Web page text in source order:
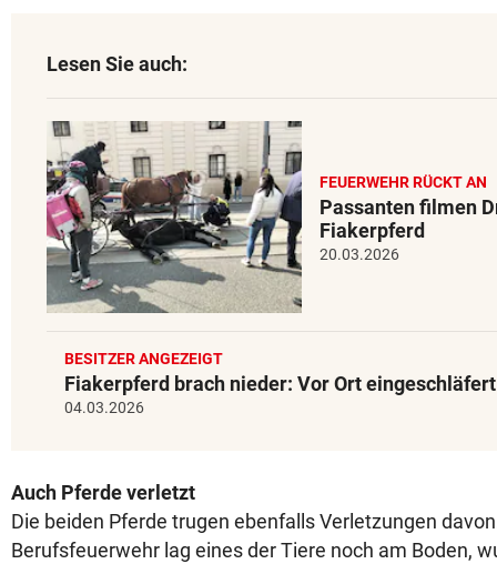
Lesen Sie auch:
FEUERWEHR RÜCKT AN
Passanten filmen
Fiakerpferd
20.03.2026
BESITZER ANGEZEIGT
Fiakerpferd brach nieder: Vor Ort eingeschläfert
04.03.2026
Auch Pferde verletzt
Die beiden Pferde trugen ebenfalls Verletzungen
Berufsfeuerwehr lag eines der Tiere noch am Boden,